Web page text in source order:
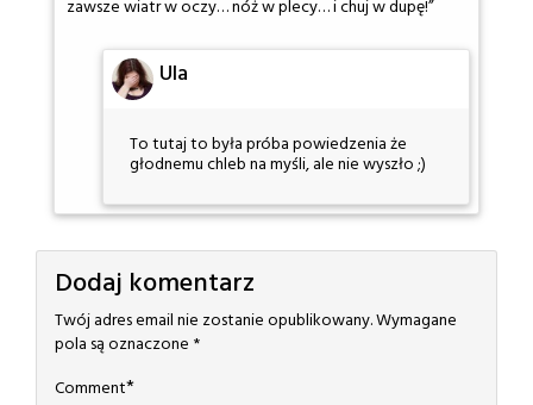
zawsze wiatr w oczy… nóż w plecy… i chuj w dupę!”
Ula
To tutaj to była próba powiedzenia że
głodnemu chleb na myśli, ale nie wyszło ;)
Dodaj komentarz
Twój adres email nie zostanie opublikowany.Wymagane
pola są oznaczone *
Comment*